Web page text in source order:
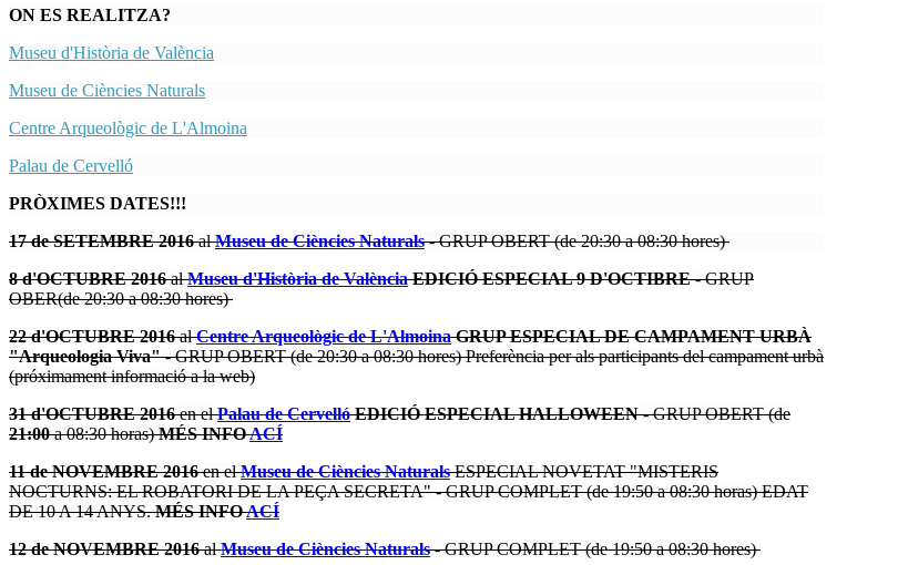
ON ES REALITZA?
Museu d'Història de València
Museu de Ciències Naturals
Centre Arqueològic de L'Almoina
Palau de Cervelló
PRÒXIMES DATES!!!
17 de SETEMBRE 2016alMuseu de Ciències Naturals- GRUP OBERT (de 20:30 a 08:30 hores)
8 d'OCTUBRE 2016alMuseu d'Història de ValènciaEDICIÓ ESPECIAL 9 D'OCTIBRE- GRUP
OBER(de 20:30 a 08:30 hores)
22 d'OCTUBRE 2016alCentre Arqueològic de L'AlmoinaGRUP ESPECIAL DE CAMPAMENT URBÀ
"Arqueologia Viva"- GRUP OBERT (de 20:30 a 08:30 hores) Preferència per als participants del campament urbà
(próximament informació a la web)
31 d'OCTUBRE 2016en elPalau de CervellóEDICIÓ ESPECIAL HALLOWEEN- GRUP OBERT (de
21:00a 08:30 horas)MÉS INFOACÍ
11 de NOVEMBRE 2016en elMuseu de Ciències NaturalsESPECIAL NOVETAT "MISTERIS
NOCTURNS: EL ROBATORI DE LA PEÇA SECRETA" - GRUP COMPLET (de 19:50 a 08:30 horas) EDAT
DE 10 A 14 ANYS.MÉS INFOACÍ
12 de NOVEMBRE 2016alMuseu de Ciències Naturals- GRUP COMPLET (de 19:50 a 08:30 hores)